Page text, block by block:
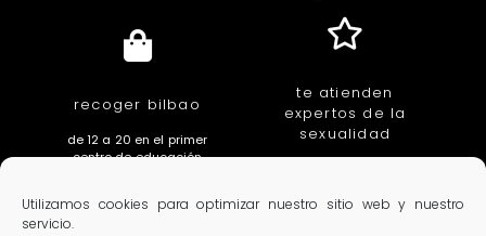
Utilizamos cookies para optimizar nuestro sitio web y nuestro
servicio.
recoger bilbao
de 12 a 20 en el primer
centro de educación
te atienden
expertos de la
sexualidad
ginecologas, urologos